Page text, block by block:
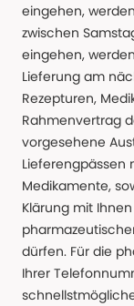
eingehen,
zwischen
eingehen,
Lieferung am
Rezepturen,
Rahmenvertrag
vorgesehene
Lieferengpässen
Medikamente,
Klärung mit
dürfen. Für die
Ihrer